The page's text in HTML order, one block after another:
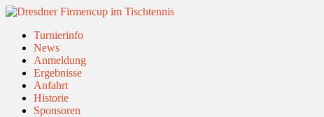
Turnierinfo
News
Anmeldung
Ergebnisse
Anfahrt
Historie
Sponsoren